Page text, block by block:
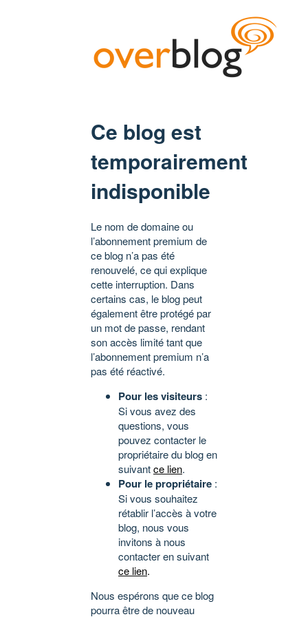
Ce blog est
temporairement
indisponible
Le nom de domaine ou
l’abonnement premium de
ce blog n’a pas été
renouvelé, ce qui explique
cette interruption. Dans
certains cas, le blog peut
également être protégé par
un mot de passe, rendant
son accès limité tant que
l’abonnement premium n’a
pas été réactivé.
Pour les visiteurs :
Si vous avez des
questions, vous
pouvez contacter le
propriétaire du blog en
suivantce lien.
Pour le propriétaire :
Si vous souhaitez
rétablir l’accès à votre
blog, nous vous
invitons à nous
contacter en suivant
ce lien.
Nous espérons que ce blog
pourra être de nouveau